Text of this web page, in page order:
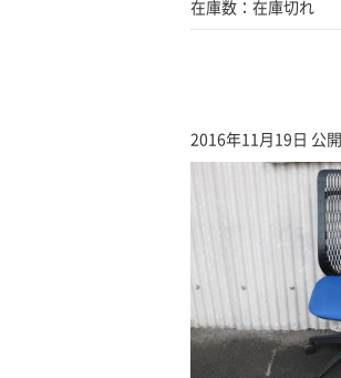
在庫数：在庫切れ
2016年11月19日 公開